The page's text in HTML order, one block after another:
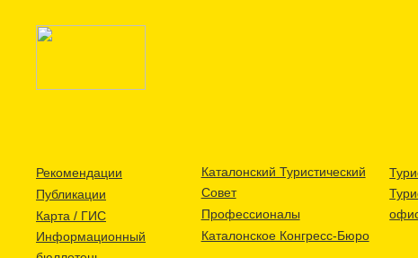
Рекомендации
Публикации
Карта / ГИС
Информационный
Каталонский Туристический
Совет
Профессионалы
Каталонское Конгресс-Бюро